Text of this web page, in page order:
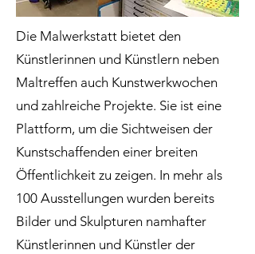
Die Malwerkstatt bietet den
Künstlerinnen und Künstlern neben
Maltreffen auch Kunstwerkwochen
und zahlreiche Projekte. Sie ist eine
Plattform, um die Sichtweisen der
Kunstschaffenden einer breiten
Öffentlichkeit zu zeigen. In mehr als
100 Ausstellungen wurden bereits
Bilder und Skulpturen namhafter
Künstlerinnen und Künstler der